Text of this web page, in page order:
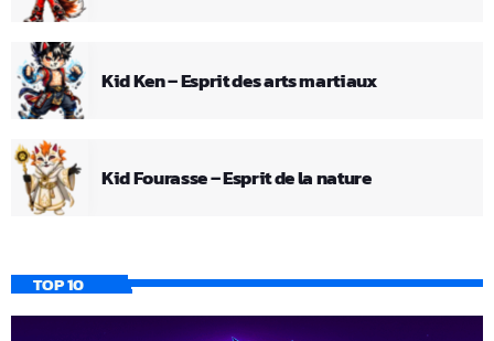
Kid Ken – Esprit des arts martiaux
Kid Fourasse – Esprit de la nature
TOP 10